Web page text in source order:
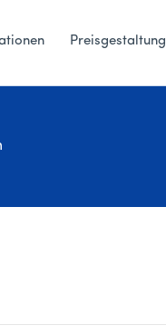
Preisgestaltung